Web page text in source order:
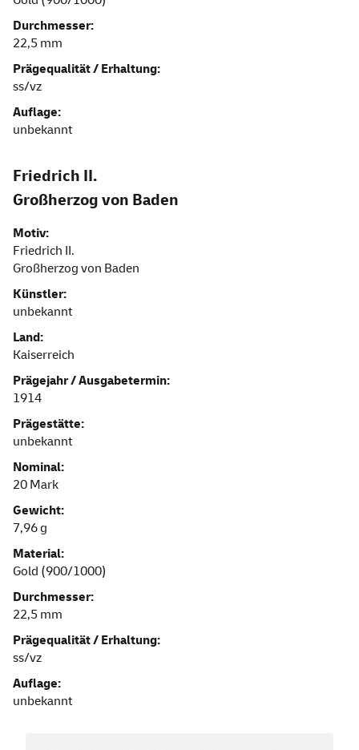
Durchmesser:
22,5 mm
Prägequalität / Erhaltung:
ss/vz
Auflage:
unbekannt
Friedrich II.
Großherzog von Baden
Motiv:
Friedrich II.
Großherzog von Baden
Künstler:
unbekannt
Land:
Kaiserreich
Prägejahr / Ausgabetermin:
1914
Prägestätte:
unbekannt
Nominal:
20 Mark
Gewicht:
7,96 g
Material:
Gold (900/1000)
Durchmesser:
22,5 mm
Prägequalität / Erhaltung:
ss/vz
Auflage:
unbekannt